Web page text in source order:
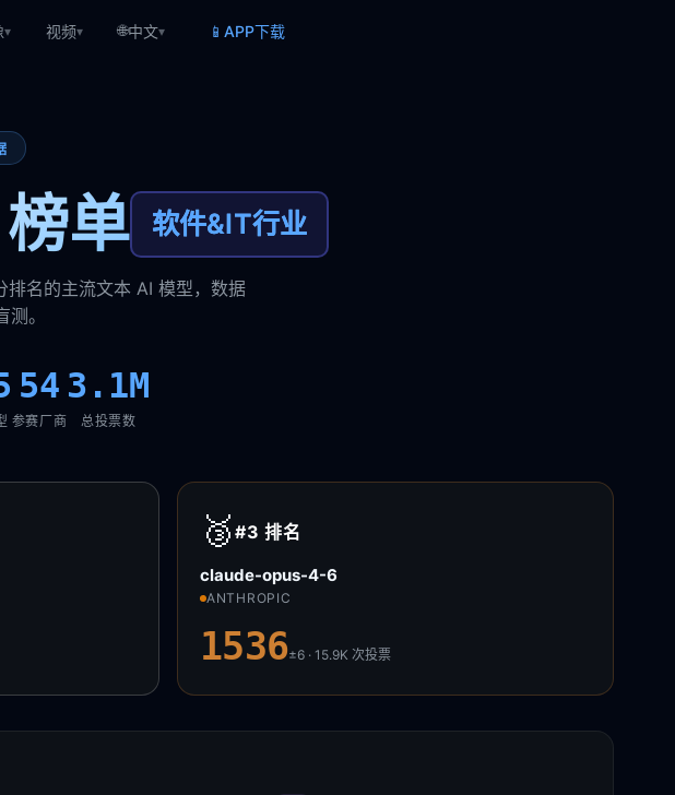
▾ 视频▾ 🌐中文▾ 📱 APP下载
单 软件&IT行业
排名的主流文本 AI 模型，数据
。
54
参赛厂商
3.1M
总投票数
🥉 #3排名
claude-opus-4-6
ANTHROPIC
1536±6 · 15.9K次投票